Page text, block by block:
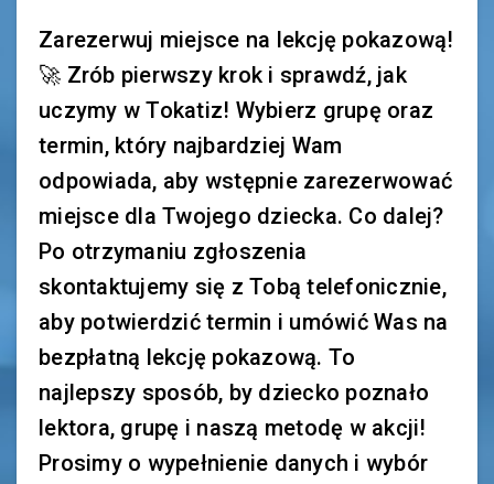
Zarezerwuj miejsce na lekcję pokazową!
🚀 Zrób pierwszy krok i sprawdź, jak
uczymy w Tokatiz! Wybierz grupę oraz
termin, który najbardziej Wam
odpowiada, aby wstępnie zarezerwować
miejsce dla Twojego dziecka. Co dalej?
Po otrzymaniu zgłoszenia
skontaktujemy się z Tobą telefonicznie,
aby potwierdzić termin i umówić Was na
bezpłatną lekcję pokazową. To
najlepszy sposób, by dziecko poznało
lektora, grupę i naszą metodę w akcji!
Prosimy o wypełnienie danych i wybór